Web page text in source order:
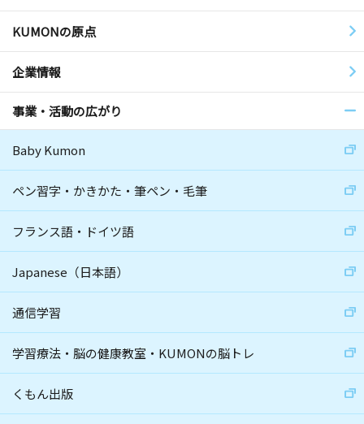
KUMONの原点
企業情報
事業・活動の広がり
Baby Kumon
ペン習字・かきかた・筆ペン・毛筆
フランス語・ドイツ語
Japanese（日本語）
通信学習
学習療法・脳の健康教室・KUMONの脳トレ
くもん出版